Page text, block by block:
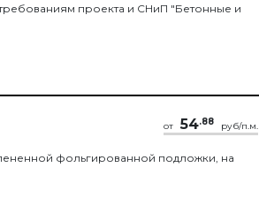
проекта и СНиП "Бетонные и
от 54.88 руб/п.м.
фольгированной подложки, на